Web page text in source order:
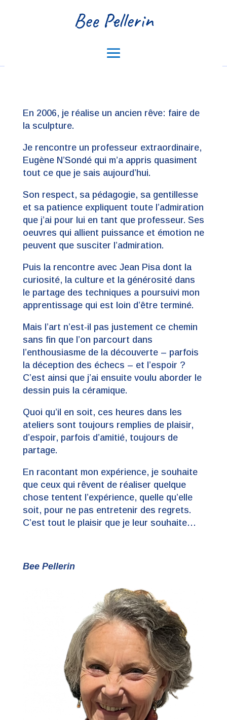
Bee Pellerin
En 2006, je réalise un ancien rêve: faire de
la sculpture.
Je rencontre un professeur extraordinaire,
Eugène N’Sondé qui m’a appris quasiment
tout ce que je sais aujourd’hui.
Son respect, sa pédagogie, sa gentillesse
et sa patience expliquent toute l’admiration
que j’ai pour lui en tant que professeur. Ses
oeuvres qui allient puissance et émotion ne
peuvent que susciter l’admiration.
Puis la rencontre avec Jean Pisa dont la
curiosité, la culture et la générosité dans
le partage des techniques a poursuivi mon
apprentissage qui est loin d’être terminé.
Mais l’art n’est-il pas justement ce chemin
sans fin que l’on parcourt dans
l’enthousiasme de la découverte – parfois
la déception des échecs – et l’espoir ?
C’est ainsi que j’ai ensuite voulu aborder le
dessin puis la céramique.
Quoi qu’il en soit, ces heures dans les
ateliers sont toujours remplies de plaisir,
d’espoir, parfois d’amitié, toujours de
partage.
En racontant mon expérience, je souhaite
que ceux qui rêvent de réaliser quelque
chose tentent l’expérience, quelle qu’elle
soit, pour ne pas entretenir des regrets.
C’est tout le plaisir que je leur souhaite…
Bee Pellerin